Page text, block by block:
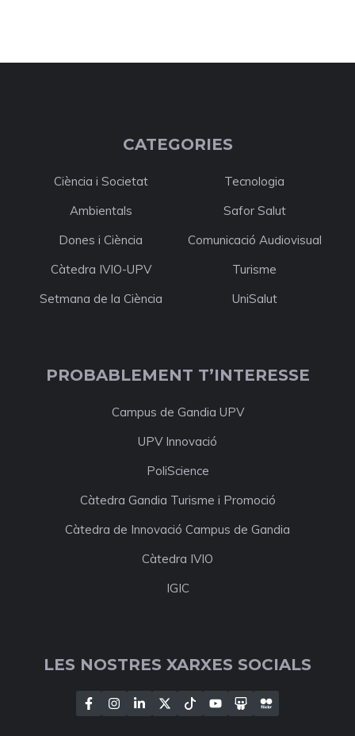
CATEGORIES
Ciència i Societat
Tecnologia
Ambientals
Safor Salut
Dones i Ciència
Comunicació Audiovisual
Càtedra IVIO-UPV
Turisme
Setmana de la Ciència
UniSalut
PROBABLEMENT T’INTERESSE
Campus de Gandia UPV
UPV Innovació
PoliScience
Càtedra Gandia Turisme i Promoció
Càtedra de Innovació Campus de Gandia
Càtedra IVIO
IGIC
LES NOSTRES XARXES SOCIALS